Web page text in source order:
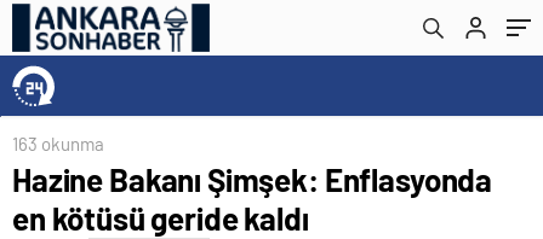
163 okunma
Hazine Bakanı Şimşek: Enflasyonda
en kötüsü geride kaldı